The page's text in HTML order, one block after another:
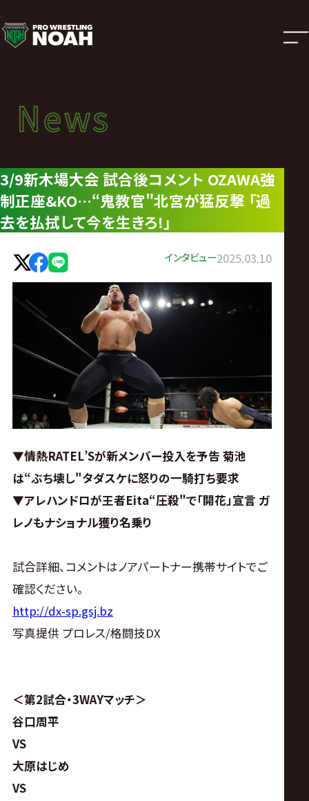
ニ
ュ
ー
ス
|
プ
ロ
レ
リ
ン
グ・
ノ
ア
公
式
サ
ト
News
ニュース
News
3/9新木場大会 試合後コメント OZAWA強
制正座&KO…“鬼教官"北宮が猛反撃 「過
去を払拭して今を生きろ!」
インタビュー2025.03.10
▼情熱RATEL’Sが新メンバー投入を予告 菊池
は“ぶち壊し"タダスケに怒りの一騎打ち要求
▼アレハンドロが王者Eita“圧殺"で「開花」宣言 ガ
レノもナショナル獲り名乗り
試合詳細、コメントはノアパートナー携帯サイトでご
確認ください。
http://dx-sp.gsj.bz
写真提供 プロレス/格闘技DX
＜第2試合・3WAYマッチ＞
谷口周平
VS
大原はじめ
VS